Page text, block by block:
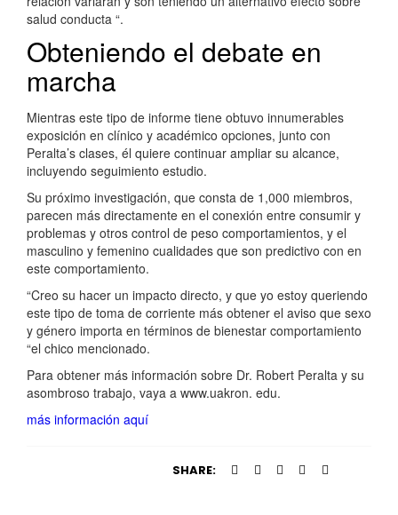
salud conducta “.
Obteniendo el debate en
marcha
Mientras este tipo de informe tiene obtuvo innumerables
exposición en clínico y académico opciones, junto con
Peralta’s clases, él quiere continuar ampliar su alcance,
incluyendo seguimiento estudio.
Su próximo investigación, que consta de 1,000 miembros,
parecen más directamente en el conexión entre consumir y
problemas y otros control de peso comportamientos, y el
masculino y femenino cualidades que son predictivo con en
este comportamiento.
“Creo su hacer un impacto directo, y que yo estoy queriendo
este tipo de toma de corriente más obtener el aviso que sexo
y género importa en términos de bienestar comportamiento
“el chico mencionado.
Para obtener más información sobre Dr. Robert Peralta y su
asombroso trabajo, vaya a ​​www.uakron. edu.
más información aquí
SHARE: